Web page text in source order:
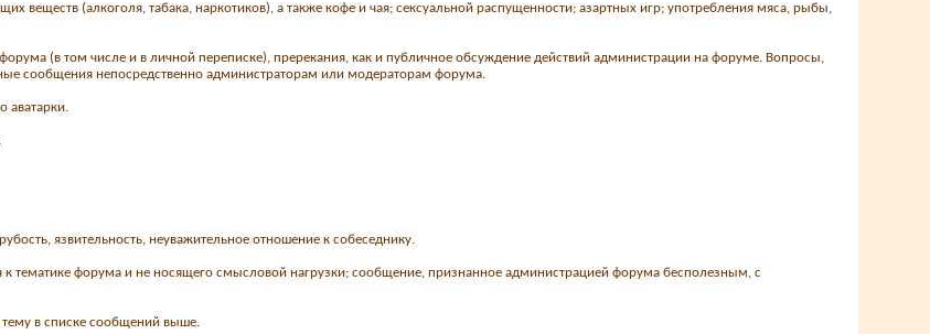
веществ (алкоголя, табака, наркотиков), а также кофе и чая; сексуальной распущенности; азартных игр; употребления мяса, рыбы,
(в том числе и в личной переписке), пререкания, как и публичное обсуждение действий администрации на форуме. Вопросы,
сообщения непосредственно администраторам или модераторам форума.
аватарки.
язвительность, неуважительное отношение к собеседнику.
тематике форума и не носящего смысловой нагрузки; сообщение, признанное администрацией форума бесполезным, с
в списке сообщений выше.